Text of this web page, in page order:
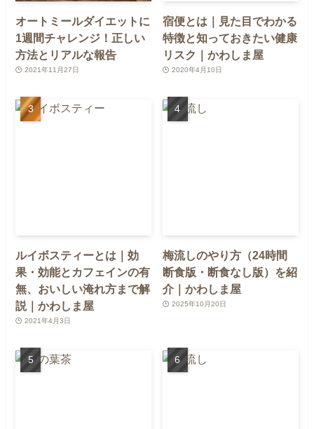
オートミールダイエットに
1週間チャレンジ！正しい
方法とリアルな報告
2021年11月27日
宿便とは｜見た目でわかる
特徴と知っておきたい健康
リスク｜かわしま屋
2020年4月10日
ルイボスティーとは｜効
果・効能とカフェインの有
無、おいしい淹れ方まで解
説｜かわしま屋
2021年4月3日
梅流しのやり方（24時間
断食版・断食なし版）を紹
介｜かわしま屋
2025年10月20日